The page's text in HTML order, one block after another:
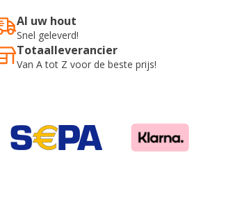
Al uw hout
Snel geleverd!
Totaalleverancier
Van A tot Z voor de beste prijs!